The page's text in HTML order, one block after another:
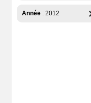
Année : 2012